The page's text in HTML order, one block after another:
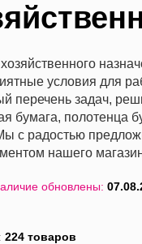
условия для
перечень задач,
бумага, полотенца
с радостью
нашего
обновлены:
224 товаров